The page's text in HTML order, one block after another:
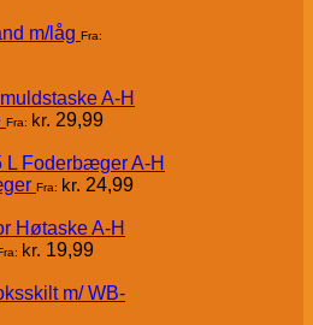
m/låg Fra:
A-H
Fra: kr. 29,99
A-H
Fra: kr. 24,99
A-H
kr. 19,99